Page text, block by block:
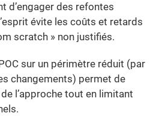
d’engager des refontes
évite les coûts et retards
scratch » non justifiés.
sur un périmètre réduit (par
changements) permet de
l’approche tout en limitant